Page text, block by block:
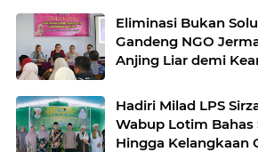
Eliminasi Bukan
Gandeng NGO
Anjing Liar demi
Hadiri Milad LPS Sirzam Pancor,
Wabup Lotim Bahas
Hingga Kelangkaan